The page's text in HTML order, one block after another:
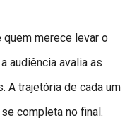
quem merece levar o
audiência avalia as
A trajetória de cada um
completa no final.